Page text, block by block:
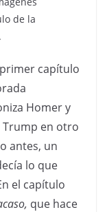
de la
Homer y
Trump en otro
antes, un
lo que
el capítulo
que hace